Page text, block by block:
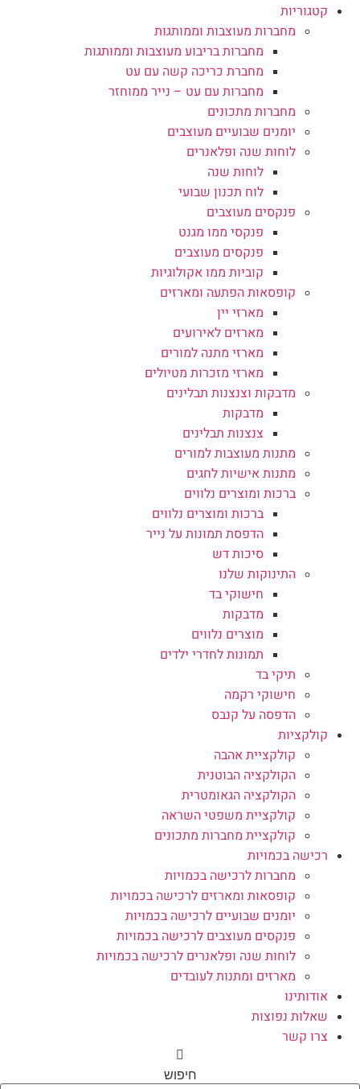
קטגוריות
מחברות מעוצבות וממותגות
מחברות בריבוע מעוצבות וממותגות
מחברת כריכה קשה עם עט
מחברות עם עט – נייר ממוחזר
מחברות מתכונים
יומנים שבועיים מעוצבים
לוחות שנה ופלאנרים
לוחות שנה
לוח תכנון שבועי
פנקסים מעוצבים
פנקסי ממו מגנט
פנקסים מעוצבים
קוביות ממו אקולוגיות
קופסאות הפתעה ומארזים
מארזי יין
מארזים לאירועים
מארזי מתנה למורים
מארזי מזכרות מטיולים
מדבקות וצנצנות תבלינים
מדבקות
צנצנות תבלינים
מתנות מעוצבות למורים
מתנות אישיות לחגים
ברכות ומוצרים נלווים
ברכות ומוצרים נלווים
הדפסת תמונות על נייר
סיכות דש
התינוקות שלנו
חישוקי בד
מדבקות
מוצרים נלווים
תמונות לחדרי ילדים
תיקי בד
חישוקי רקמה
הדפסה על קנבס
קולקציות
קולקציית אהבה
הקולקציה הבוטנית
הקולקציה הגאומטרית
קולקציית משפטי השראה
קולקציית מחברות מתכונים
רכישה בכמויות
מחברות לרכישה בכמויות
קופסאות ומארזים לרכישה בכמויות
יומנים שבועיים לרכישה בכמויות
פנקסים מעוצבים לרכישה בכמויות
לוחות שנה ופלאנרים לרכישה בכמויות
מארזים ומתנות לעובדים
אודותינו
שאלות נפוצות
צרו קשר
חיפוש